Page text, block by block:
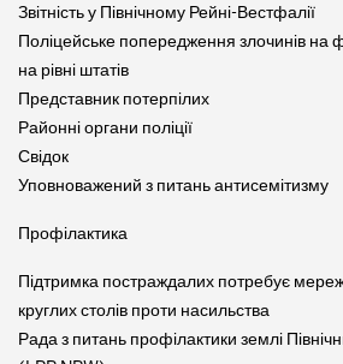
Звітність у Північному Рейні-Вестфалії
Поліцейське попередження злочинів на
на рівні штатів
Представник потерпілих
Районні органи поліції
Свідок
Уповноважений з питань антисемітизму
Профілактика
Підтримка постраждалих потребує
круглих столів проти насильства
Рада з питань профілактики землі